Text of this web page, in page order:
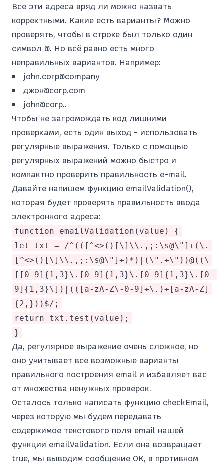
Все эти адреса вряд ли можно назвать
корректными. Какие есть варианты? Можно
проверять, чтобы в строке был только один
символ @. Но всё равно есть много
неправильных вариантов. Например:
john.corp@company
джон@corp.com
john@corp..
Чтобы не загромождать код лишними
проверками, есть один выход - использовать
регулярные выражения. Только с помощью
регулярных выражений можно быстро и
компактно проверить правильность e-mail.
Давайте напишем функцию emailValidation(),
которая будет проверять правильность ввода
электронного адреса:
function emailValidation(value) {
let txt = /^(([^<>()[\]\\.,;:\s@\"]+(\.
[^<>()[\]\\.,;:\s@\"]+)*)|(\".+\"))@((\
[[0-9]{1,3}\.[0-9]{1,3}\.[0-9]{1,3}\.[0-
9]{1,3}\])|(([a-zA-Z\-0-9]+\.)+[a-zA-Z]
{2,}))$/;
return txt.test(value);
}
Да, регулярное выражение очень сложное, но
оно учитывает все возможные варианты
правильного построения email и избавляет вас
от множества ненужных проверок.
Осталось только написать функцию checkEmail,
через которую мы будем передавать
содержимое текстового поля email нашей
функции emailValidation. Если она возвращает
true, мы выводим сообщение ОК, в противном